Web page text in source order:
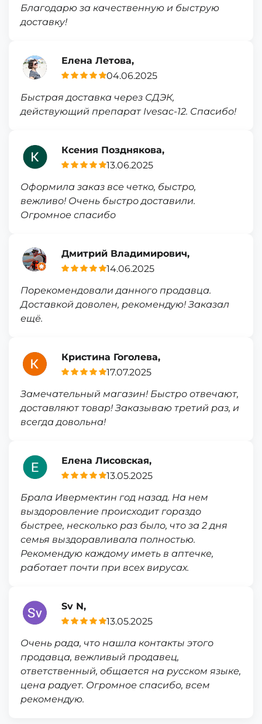
Благодарю за качественную и быструю
доставку!
Елена Летова,
04.06.2025
Быстрая доставка через СДЭК,
действующий препарат Ivesac-12. Спасибо!
Ксения Позднякова,
13.06.2025
Оформила заказ все четко, быстро,
вежливо! Очень быстро доставили.
Огромное спасибо
Дмитрий Владимирович,
14.06.2025
Порекомендовали данного продавца.
Доставкой доволен, рекомендую! Заказал
ещё.
Кристина Гоголева,
17.07.2025
Замечательный магазин! Быстро отвечают,
доставляют товар! Заказываю третий раз, и
всегда довольна!
Елена Лисовская,
13.05.2025
Брала Ивермектин год назад. На нем
выздоровление происходит гораздо
быстрее, несколько раз было, что за 2 дня
семья выздоравливала полностью.
Рекомендую каждому иметь в аптечке,
работает почти при всех вирусах.
Sv N,
13.05.2025
Очень рада, что нашла контакты этого
продавца, вежливый продавец,
ответственный, общается на русском языке,
цена радует. Огромное спасибо, всем
рекомендую.